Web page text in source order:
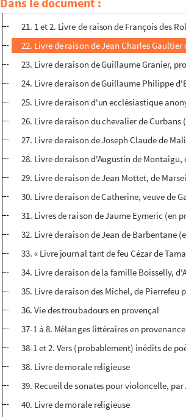
20. Livre de raison de Pierre Pastoret,
21. 1 et 2. Livre de raison de François des
22. Livre de raison de Jean Charles
23. Livre de raison de Guillaume Granier,
24. Livre de raison de Guillaume Philippe
25. Livre de raison d'un ecclésiastique
26. Livre de raison du chevalier de Curbans
27. Livre de raison de Joseph Claude de
28. Livre de raison d'Augustin de
29. Livre de raison de Jean Mottet, de
30. Livre de raison de Catherine, veuve de
31. Livres de raison de Jaume Eymeric (en
32. Livre de raison de Jean de Barbentane
33. « Livre journal tant de feu Cézar de
34. Livre de raison de la famille Boisselly,
35. Livre de raison des Michel, de Pierrefeu
36. Vie des troubadours en provençal
37-1 à 8. Mélanges littéraires en
38-1 et 2. Vers (probablement) inédits de
38. Livre de morale religieuse
39. Recueil de sonates pour violoncelle,
40. Livre de morale religieuse